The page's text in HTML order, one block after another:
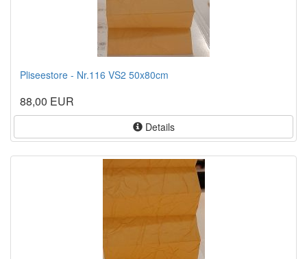
Pliseestore - Nr.116 VS2 50x80cm
88,00 EUR
Details